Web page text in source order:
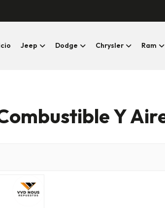
Jeep Dodge Chrysler Ram
Y